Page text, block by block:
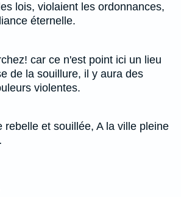
lois, violaient les ordonnances,
éternelle.
car ce n'est point ici un lieu
de la souillure, il y aura des
violentes.
rebelle et souillée, A la ville pleine